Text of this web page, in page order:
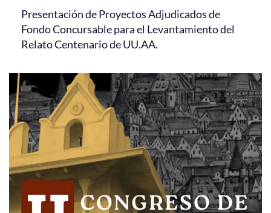
Presentación de Proyectos Adjudicados de
Fondo Concursable para el Levantamiento del
Relato Centenario de UU.AA.